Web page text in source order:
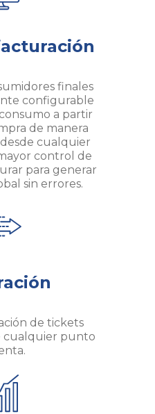
finales
configurable
a partir
de manera
cualquier
control de
para generar
sin errores.
de tickets
cualquier punto